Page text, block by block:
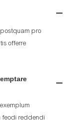
pro
offerre
feodi reddendi